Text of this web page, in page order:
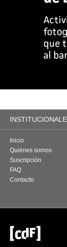
Inicio
Quiénes somos
Suscripción
FAQ
Contacto